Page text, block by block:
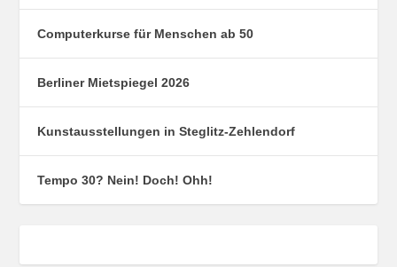
Computerkurse für Menschen ab 50
Berliner Mietspiegel 2026
Kunstausstellungen in Steglitz-Zehlendorf
Tempo 30? Nein! Doch! Ohh!